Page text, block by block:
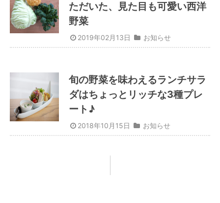
ただいた、見た目も可愛い西洋
野菜
2019年02月13日 お知らせ
旬の野菜を味わえるランチサラ
ダはちょっとリッチな3種プレ
ート♪
2018年10月15日 お知らせ